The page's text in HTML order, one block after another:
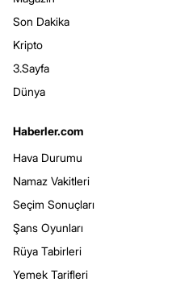
Son Dakika
Kripto
3.Sayfa
Dünya
Haberler.com
Hava Durumu
Namaz Vakitleri
Seçim Sonuçları
Şans Oyunları
Rüya Tabirleri
Yemek Tarifleri